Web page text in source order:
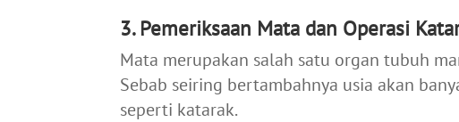
3. Pemeriksaan Mata dan Operasi
Mata merupakan salah satu organ tubuh
Sebab seiring bertambahnya usia akan
seperti katarak.